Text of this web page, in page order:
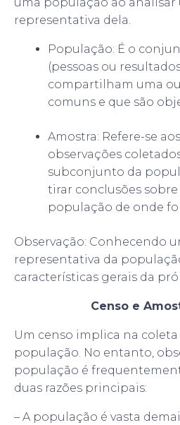
representativa dela.
População: É o
(pessoas ou
compartilham uma
comuns e que são
Amostra: Refere-se
observações
subconjunto da
tirar conclusões
população de onde
Observação: Conhecendo
representativa da
características gerais da
Censo e
Um censo implica na coleta
população. No entanto,
população é
duas razões principais:
– A população é vasta